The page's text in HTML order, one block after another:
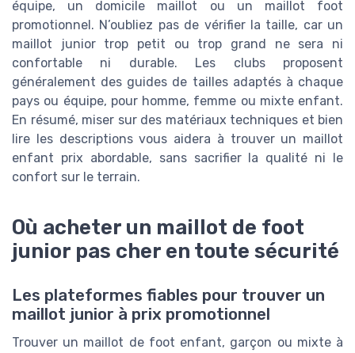
équipe, un domicile maillot ou un maillot foot
promotionnel. N’oubliez pas de vérifier la taille, car un
maillot junior trop petit ou trop grand ne sera ni
confortable ni durable. Les clubs proposent
généralement des guides de tailles adaptés à chaque
pays ou équipe, pour homme, femme ou mixte enfant.
En résumé, miser sur des matériaux techniques et bien
lire les descriptions vous aidera à trouver un maillot
enfant prix abordable, sans sacrifier la qualité ni le
confort sur le terrain.
Où acheter un maillot de foot
junior pas cher en toute sécurité
Les plateformes fiables pour trouver un
maillot junior à prix promotionnel
Trouver un maillot de foot enfant, garçon ou mixte à